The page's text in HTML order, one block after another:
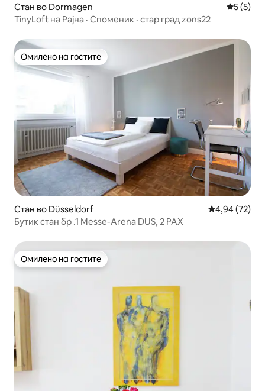
Стан во Dormagen
5 (5)
TinyLoft на Рајна · Споменик · стар град zons22
Омилено на гостите
Омилено на гостите
Стан во Düsseldorf Просечна
4,94 (72)
Бутик стан бр .1 Messe-Arena DUS, 2 PAX
Омилено на гостите
Омилено на гостите